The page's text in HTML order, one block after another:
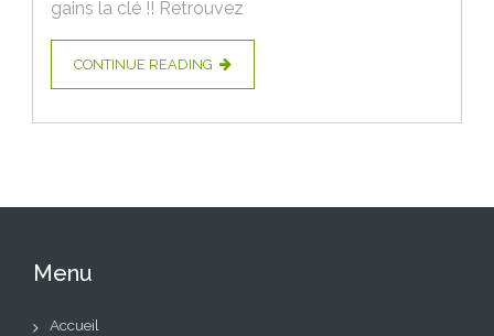
gains la clé !! Retrouvez
CONTINUE READING
Menu
Accueil